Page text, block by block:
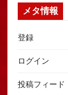
メタ情報
登録
ログイン
投稿フィード